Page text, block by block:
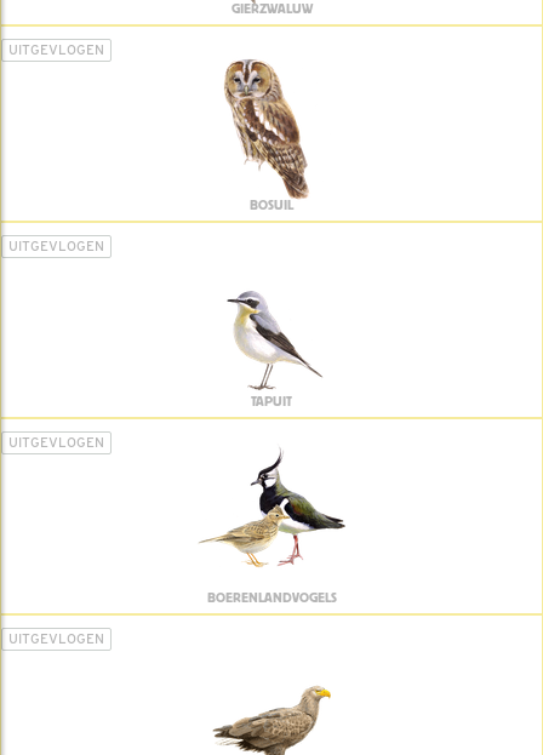
GIERZWALUW
UITGEVLOGEN
BOSUIL
UITGEVLOGEN
TAPUIT
UITGEVLOGEN
BOERENLANDVOGELS
UITGEVLOGEN